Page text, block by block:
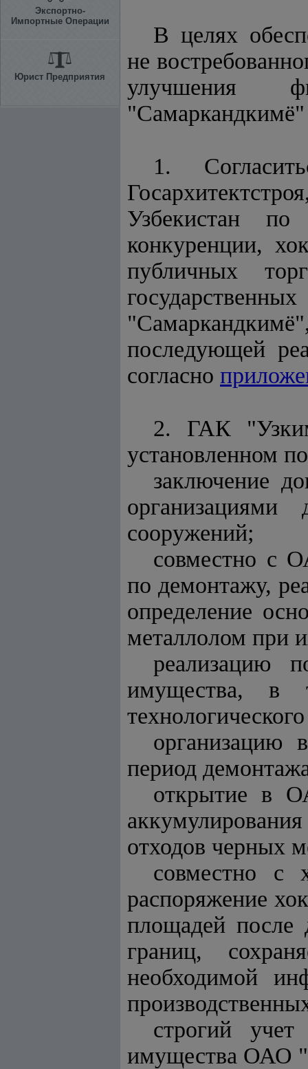
Экспортно-
Импортные Операции
Юрист Предприятия
В целях
не
улучшения
1.
Узбекистан по
конкуренции,
публичных
последующей
согласно
2. ГАК
установленном
заключение
сооружений;
совместно с
по демонтажу,
определение
металлолом при
реализацию
имущества, в
организацию
период
открытие в
отходов черных
совместно с
распоряжение
площадей после
границ,
необходимой
строгий
имущества ОАО